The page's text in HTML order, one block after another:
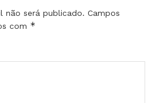
não será publicado. Campos
com *